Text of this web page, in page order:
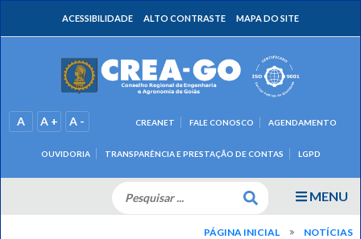
ACESSIBILIDADE ALTO CONTRASTE MAPA DO SITE
A A + A -
OUVIDORIA TRANSPARÊNCIA E PRESTAÇÃO DE CONTAS LGPD
CREANET FALE CONOSCO AGENDAMENTO
MENU
PÁGINA INICIAL
NOTÍCIAS